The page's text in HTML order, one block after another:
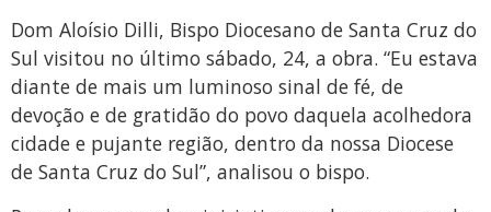
Dom Aloísio Dilli, Bispo Diocesano de Santa Cruz do
Sul visitou no último sábado, 24, a obra. “Eu estava
diante de mais um luminoso sinal de fé, de
devoção e de gratidão do povo daquela acolhedora
cidade e pujante região, dentro da nossa Diocese
de Santa Cruz do Sul”, analisou o bispo.